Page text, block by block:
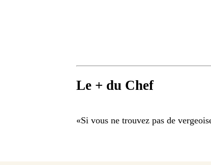
Le + du Chef
«Si vous ne trouvez pas de